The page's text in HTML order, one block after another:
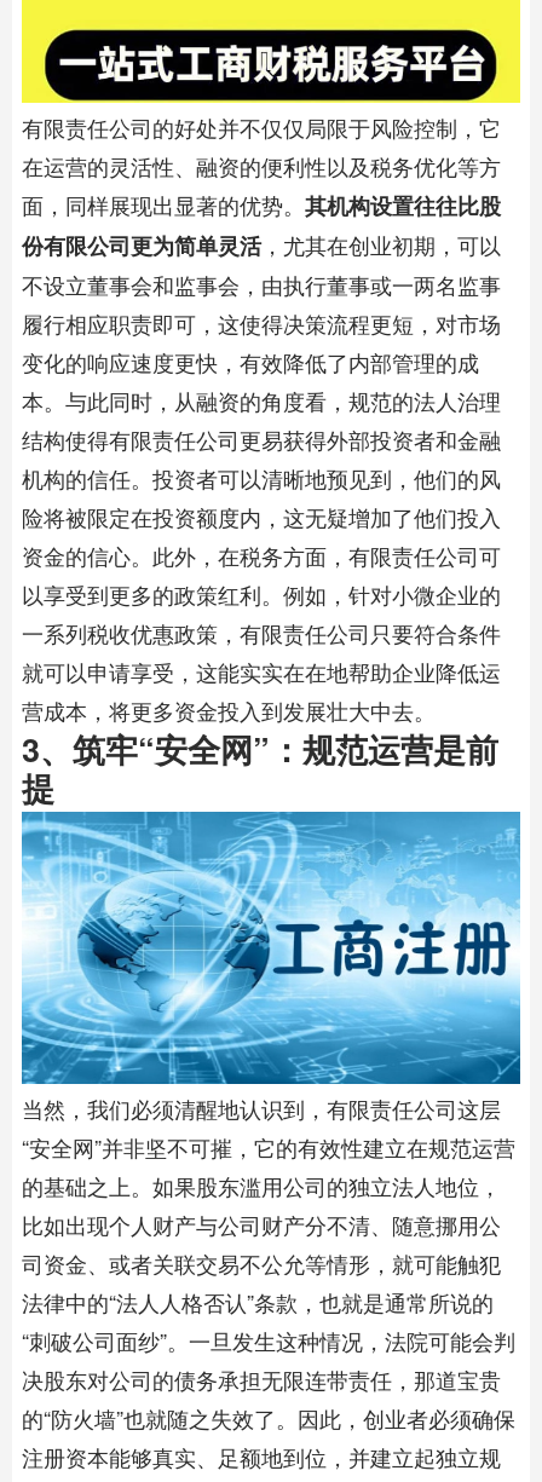
有限责任公司的好处并不仅仅局限于风险控制，它
在运营的灵活性、融资的便利性以及税务优化等方
面，同样展现出显著的优势。 其机构设置往往比股
份有限公司更为简单灵活，尤其在创业初期，可以
不设立董事会和监事会，由执行董事或一两名监事
履行相应职责即可，这使得决策流程更短，对市场
变化的响应速度更快，有效降低了内部管理的成
本。与此同时，从融资的角度看，规范的法人治理
结构使得有限责任公司更易获得外部投资者和金融
机构的信任。投资者可以清晰地预见到，他们的风
险将被限定在投资额度内，这无疑增加了他们投入
资金的信心。此外，在税务方面，有限责任公司可
以享受到更多的政策红利。例如，针对小微企业的
一系列税收优惠政策，有限责任公司只要符合条件
就可以申请享受，这能实实在在地帮助企业降低运
营成本，将更多资金投入到发展壮大中去。
3、筑牢“安全网”：规范运营是前
提
当然，我们必须清醒地认识到，有限责任公司这层
“安全网”并非坚不可摧，它的有效性建立在规范运营
的基础之上。如果股东滥用公司的独立法人地位，
比如出现个人财产与公司财产分不清、随意挪用公
司资金、或者关联交易不公允等情形，就可能触犯
法律中的“法人人格否认”条款，也就是通常所说的
“刺破公司面纱”。一旦发生这种情况，法院可能会判
决股东对公司的债务承担无限连带责任，那道宝贵
的“防火墙”也就随之失效了。因此，创业者必须确保
注册资本能够真实、足额地到位，并建立起独立规